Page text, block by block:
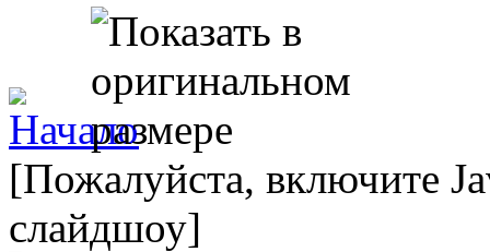
[Пожалуйста, включите
слайдшоу]